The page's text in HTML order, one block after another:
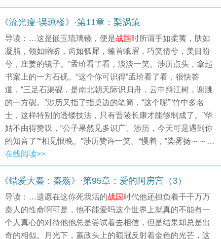
《流光瘦·误琼楼》·第11章：梨涡策
导读：…这是嵌玉琉璃镜，便是战国时所谓手如柔荑，肤如
凝脂，领如蝤蛴，齿如瓠犀，螓首蛾眉，巧笑倩兮，美目盼
兮，庄姜的镜子。”孟玠看了看，淡淡一笑。涉历点头，拿起
书案上的一方石砚。“这个你可识得”孟玠看了看，很快答
道，“三足石渠砚，是南北朝天际识归舟，云中辩江树，谢朓
的一方砚。”涉历又指了指桌边的笔筒，“这个呢”“竹中多名
士，这样特别的透镂技法，只有晋陵长康才能够制成了。”华
姑不由得赞叹，“公子果然见多识广。涉历，今天可是遇到你
的知音了”“相见恨晚。”涉历赞许一笑。“慢着，”染雾扬～～…
在线阅读>>
《错爱大秦：秦殇》·第95章：爱的阿房宫（3）
导读：…遗愿在这你死我活的战国时代他还担负着千千万万
秦人的性命啊可是，他不能爱吗这个世界上就真的不能有一
个人真心的对待他他总是尝试着去相信，但是结果却总是出
奇的相似。月光下，嬴政头上的额冠反射着金色的光芒，这